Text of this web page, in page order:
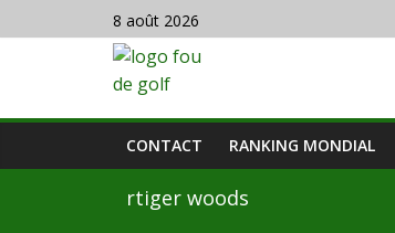
8 août 2026
CONTACT RANKING MONDIAL
rtiger woods